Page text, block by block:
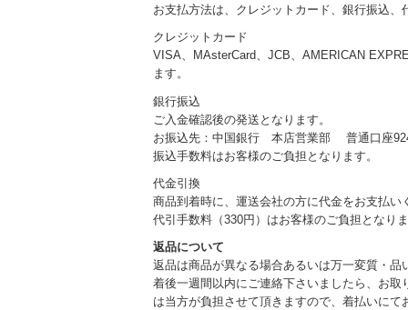
お支払方法は、クレジットカード、銀行振込、
クレジットカード
VISA、MAsterCard、JCB、AMERICAN
ます。
銀行振込
ご入金確認後の発送となります。
お振込先：中国銀行 本店営業部 普通口座
振込手数料はお客様のご負担となります。
代金引換
商品到着時に、運送会社の方に代金をお支払い
代引手数料（330円）はお客様のご負担となりま
返品について
返品は商品が異なる場合あるいは万一変質・品
着後一週間以内にご連絡下さいましたら、お
は当方が負担させて頂きますので、着払いにて